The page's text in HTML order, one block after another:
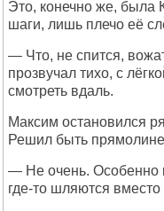
Это, конечно же, была
шаги, лишь плечо её
— Что, не спится,
прозвучал тихо, с
смотреть вдаль.
Максим остановился
Решил быть
— Не очень. Особенно
где-то шляются вместо